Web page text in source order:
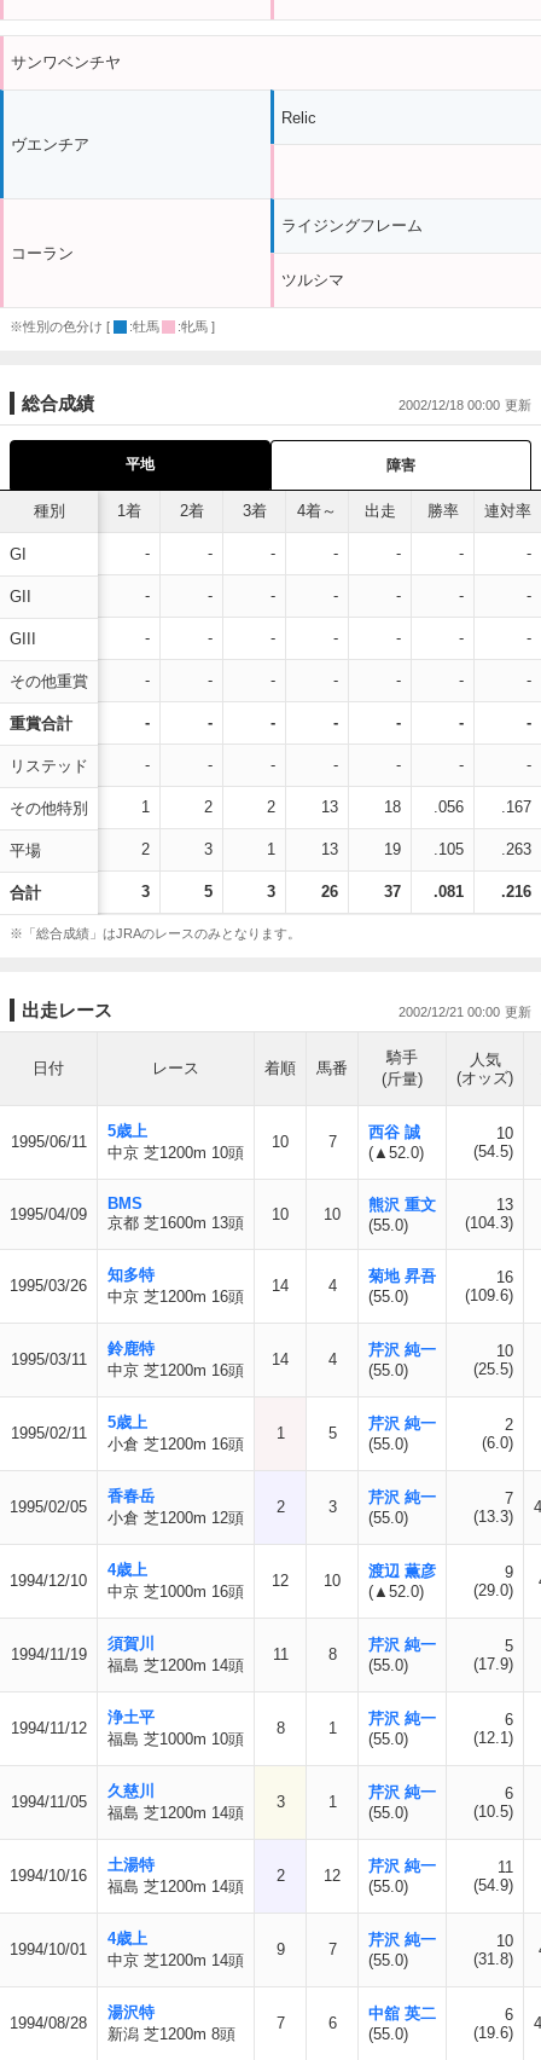
サンワベンチヤ
ヴエンチア
コーラン
Relic
ライジングフレーム
ツルシマ
※性別の色分け [ :牡馬 :牝馬 ]
総合成績 2002/12/18 00:00
平地 障害
種別
GI
GII
GIII
その他重賞
重賞合計
リステッド
その他特別
平場
合計
1着 2着 3着 4着～ 出走 勝率 連対率
- - - - - - -
- - - - - - -
- - - - - - -
- - - - - - -
- - - - - - -
- - - - - - -
1 2 2 13 18 .056 .167
2 3 1 13 19 .105 .263
3 5 3 26 37 .081 .216
※「総合成績」はJRAのレースのみとなります。
出走レース 2002/12/21 00:00
日付 レース 着順 馬番
騎手
(斤量)
人気
(オッズ)
1995/06/11
5歳上
中京 芝1200m 10頭
10 7
西谷 誠
(▲52.0)
10
(54.5)
1995/04/09
BMS
京都 芝1600m 13頭
10 10
熊沢 重文
(55.0)
13
(104.3)
1995/03/26
知多特
中京 芝1200m 16頭
14 4
菊地 昇吾
(55.0)
16
(109.6)
1995/03/11
鈴鹿特
中京 芝1200m 16頭
14 4
芹沢 純一
(55.0)
10
(25.5)
1995/02/11
5歳上
小倉 芝1200m 16頭
1 5
芹沢 純一
(55.0)
2
(6.0)
1995/02/05
香春岳
小倉 芝1200m 12頭
2 3
芹沢 純一
(55.0)
7
(13.3)
1994/12/10
4歳上
中京 芝1000m 16頭
12 10
渡辺 薫彦
(▲52.0)
9
(29.0)
1994/11/19
須賀川
福島 芝1200m 14頭
11 8
芹沢 純一
(55.0)
5
(17.9)
1994/11/12
浄土平
福島 芝1000m 10頭
8 1
芹沢 純一
(55.0)
6
(12.1)
1994/11/05
久慈川
福島 芝1200m 14頭
3 1
芹沢 純一
(55.0)
6
(10.5)
1994/10/16
土湯特
福島 芝1200m 14頭
2 12
芹沢 純一
(55.0)
11
(54.9)
1994/10/01
4歳上
中京 芝1200m 14頭
9 7
芹沢 純一
(55.0)
10
(31.8)
1994/08/28
湯沢特
新潟 芝1200m 8頭
7 6
中舘 英二
(55.0)
6
(19.6)